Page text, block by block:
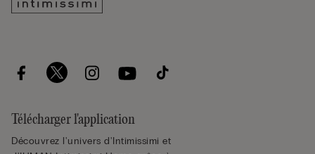
Télécharger l'application
Découvrez l'univers d'Intimissimi et